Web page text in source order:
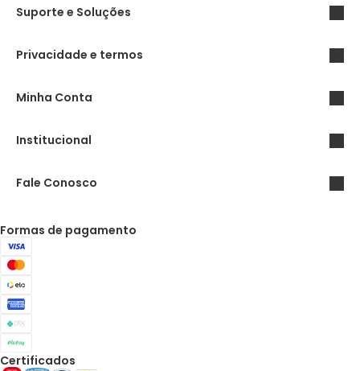
Suporte e Soluções
Privacidade e termos
Minha Conta
Institucional
Fale Conosco
Formas de pagamento
Certificados